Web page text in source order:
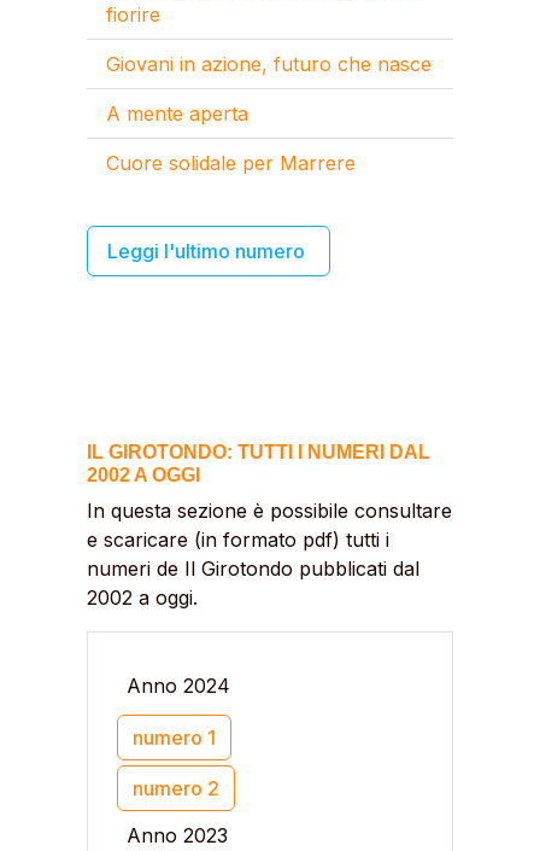
fiorire
Giovani in azione, futuro che nasce
A mente aperta
Cuore solidale per Marrere
Leggi l'ultimo numero
IL GIROTONDO: TUTTI I NUMERI DAL
2002 A OGGI
In questa sezione è possibile consultare
e scaricare (in formato pdf) tutti i
numeri de Il Girotondo pubblicati dal
2002 a oggi.
Anno 2024
numero 1
numero 2
Anno 2023